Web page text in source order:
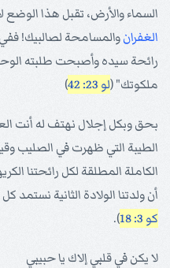
السماء والأرض، تقبل هذا
الغفرانوالمسامحة لصالبيك!
رائحة سيده وأصبحت طلبته
ملكوتك" (لو 23: 42 )
بحق وبكل إجلال نهتف له أنت
الطيبة التي ظهرت في الصليب
الكاملة المطلقة لكل رائحتنا
أن ولدتنا الولادة الثانية
كو 3: 18
).
لا يكن في قلبي إلاك يا